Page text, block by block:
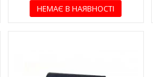
НЕМАЄ В НАЯВНОСТІ